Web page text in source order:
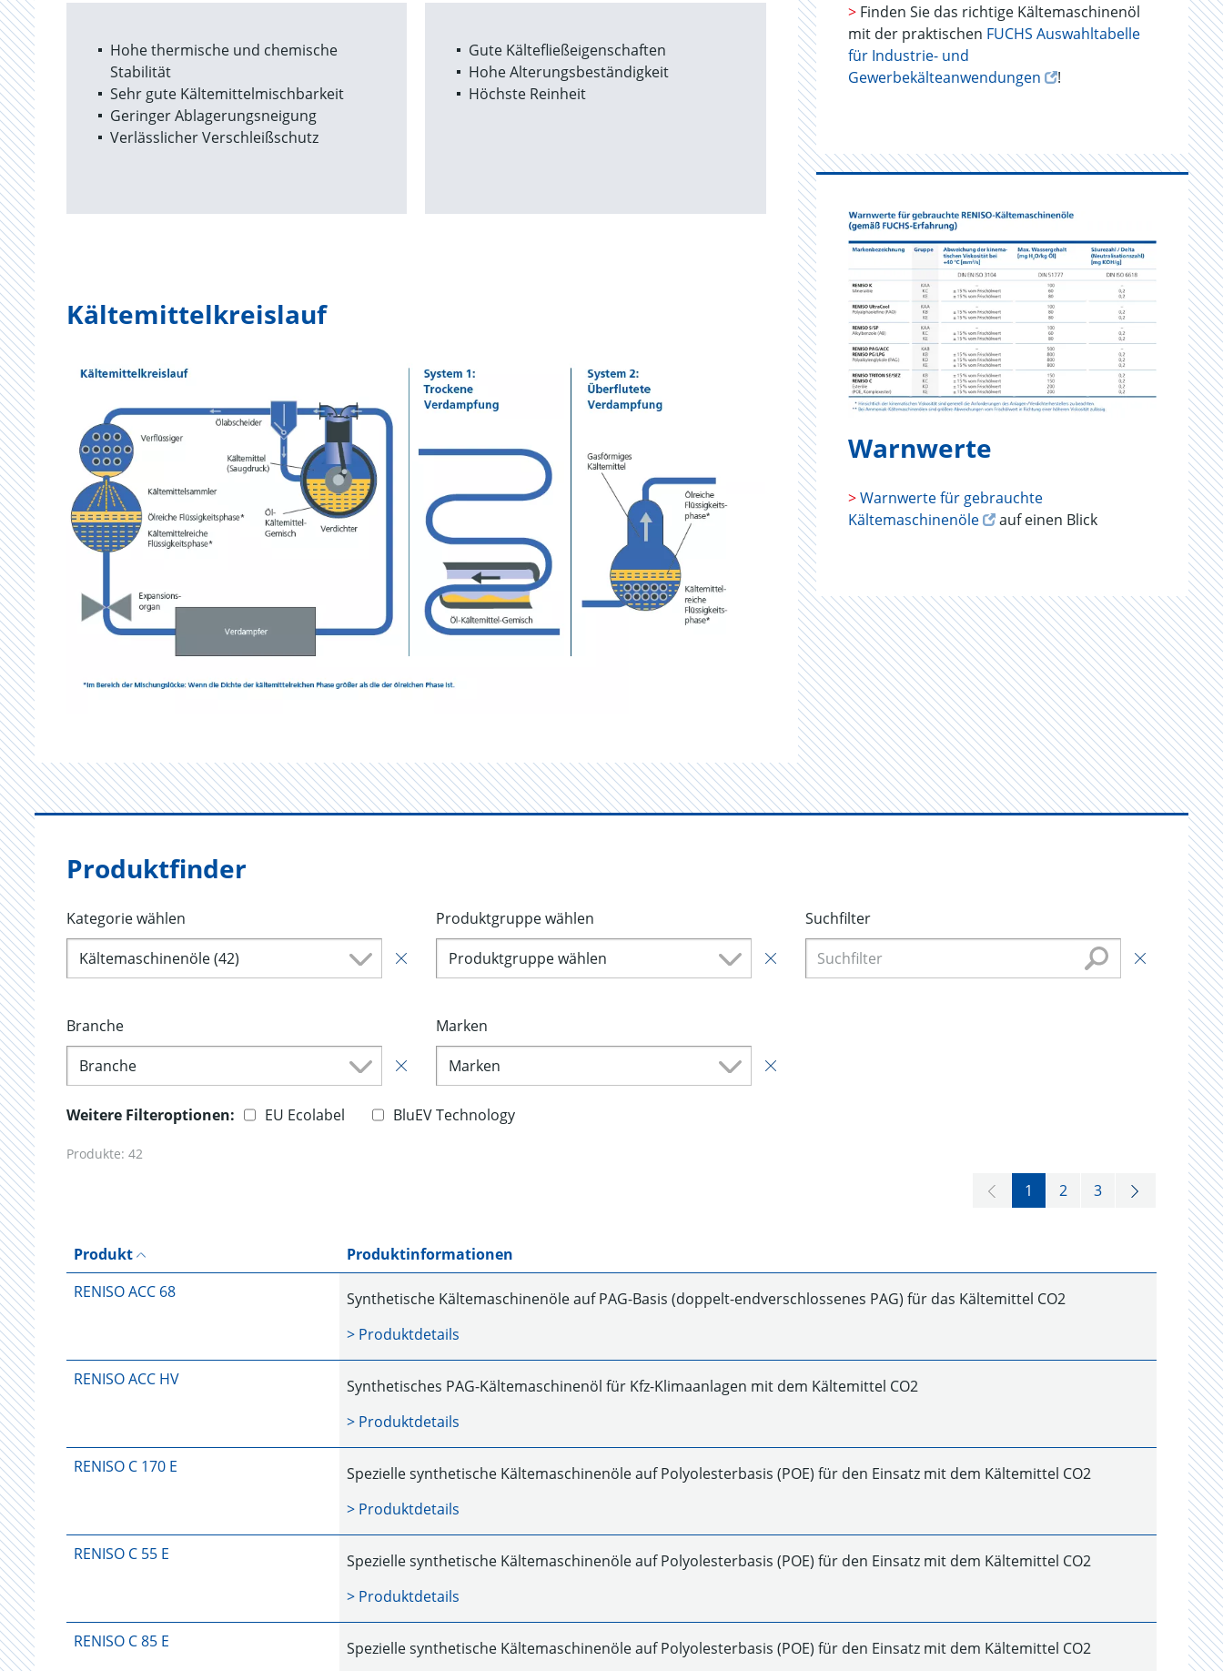
Hohe thermische und chemische
Stabilität
Sehr gute Kältemittelmischbarkeit
Geringer Ablagerungsneigung
Verlässlicher Verschleißschutz
Gute Kältefließeigenschaften
Hohe Alterungsbeständigkeit
Höchste Reinheit
Kältemittelkreislauf
> Finden Sie das richtige Kältemaschinenöl
mit der praktischen FUCHS Auswahltabelle
für Industrie- und
Gewerbekälteanwendungen
!
Warnwerte
>Warnwerte für gebrauchte
Kältemaschinenöle
auf einen Blick
Produktfinder
Kategorie wählen
Kältemaschinenöle (42)
Produktgruppe wählen
Produktgruppe wählen
Suchfilter
Branche
Branche
Marken
Marken
Weitere Filteroptionen: EU Ecolabel BluEV Technology
Produkte: 42
1 2 3
Produkt
Produktinformationen
RENISO ACC 68
Synthetische Kältemaschinenöle auf PAG-Basis (doppelt-endverschlossenes PAG) für das Kältemittel CO2
> Produktdetails
RENISO ACC HV
Synthetisches PAG-Kältemaschinenöl für Kfz-Klimaanlagen mit dem Kältemittel CO2
> Produktdetails
RENISO C 170 E
Spezielle synthetische Kältemaschinenöle auf Polyolesterbasis (POE) für den Einsatz mit dem Kältemittel CO2
> Produktdetails
RENISO C 55 E
Spezielle synthetische Kältemaschinenöle auf Polyolesterbasis (POE) für den Einsatz mit dem Kältemittel CO2
> Produktdetails
RENISO C 85 E Spezielle synthetische Kältemaschinenöle auf Polyolesterbasis (POE) für den Einsatz mit dem Kältemittel CO2